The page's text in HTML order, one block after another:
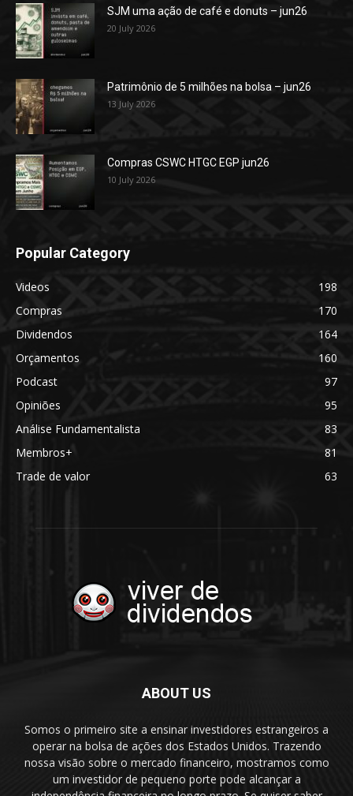
SJM uma ação de café e donuts – jun26
20 July 2026
Patrimônio de 5 milhões na bolsa – jun26
13 July 2026
Compras CSWC HTGC EGP jun26
10 July 2026
Popular Category
Videos
198
Compras
170
Dividendos
164
Orçamentos
160
Podcast
97
Opiniões
95
Análise Fundamentalista
83
Membros+
81
Trade de valor
63
ABOUT US
Somos o primeiro site a ensinar investidores estrangeiros a
operar na bolsa de ações dos Estados Unidos. Trazendo
nossa visão sobre o mercado financeiro, mostramos como
um investidor de pequeno porte pode alcançar a